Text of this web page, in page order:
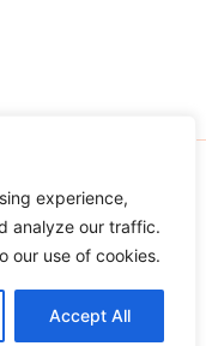
experience,
analyze our traffic.
our use of cookies.
Accept All